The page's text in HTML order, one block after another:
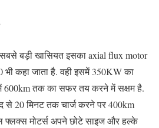
बड़ी खासियत इसका axial flux motor
कहा जाता है. वही इसमें 350KW का
600km तक का सफर तय करने में सक्षम है.
से 20 मिनट तक चार्ज करने पर 400km
फ्लक्‍स मोटर्स अपने छोटे साइज और हल्के